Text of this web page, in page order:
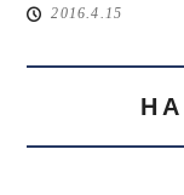
2016.4.15